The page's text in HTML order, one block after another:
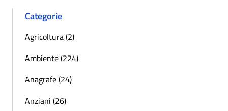
Categorie
Agricoltura (2)
Ambiente (224)
Anagrafe (24)
Anziani (26)